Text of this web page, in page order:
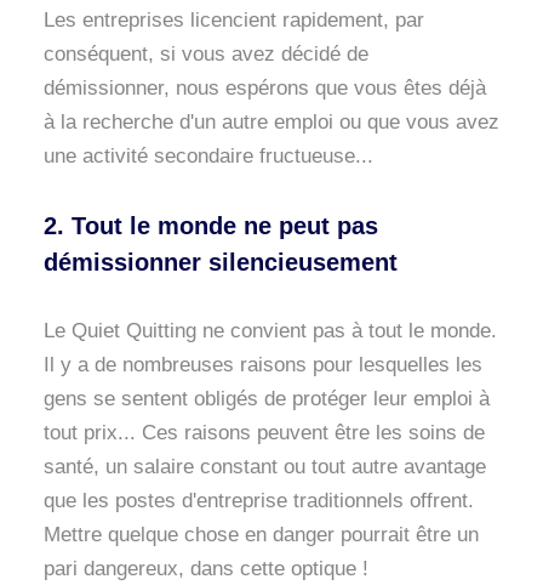
Les entreprises licencient rapidement, par
conséquent, si vous avez décidé de
démissionner, nous espérons que vous êtes déjà
à la recherche d'un autre emploi ou que vous avez
une activité secondaire fructueuse...
2. Tout le monde ne peut pas
démissionner silencieusement
Le Quiet Quitting ne convient pas à tout le monde.
Il y a de nombreuses raisons pour lesquelles les
gens se sentent obligés de protéger leur emploi à
tout prix... Ces raisons peuvent être les soins de
santé, un salaire constant ou tout autre avantage
que les postes d'entreprise traditionnels offrent.
Mettre quelque chose en danger pourrait être un
pari dangereux, dans cette optique !